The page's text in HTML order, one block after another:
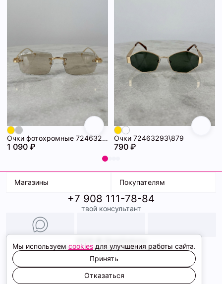
Очки фотохромные 72463294\718
1 090 ₽
Очки 72463293\879
790 ₽
Магазины
ТК Терминал
ТРК Континент
Покупателям
Доставка
Условия оплаты
Образы
+7 908 111-78-84
твой консультант
Политика конфиденциальности
Соглашение cookie
Сайт создали
Мы используем cookies для улучшения работы сайта.
Принять
Отказаться